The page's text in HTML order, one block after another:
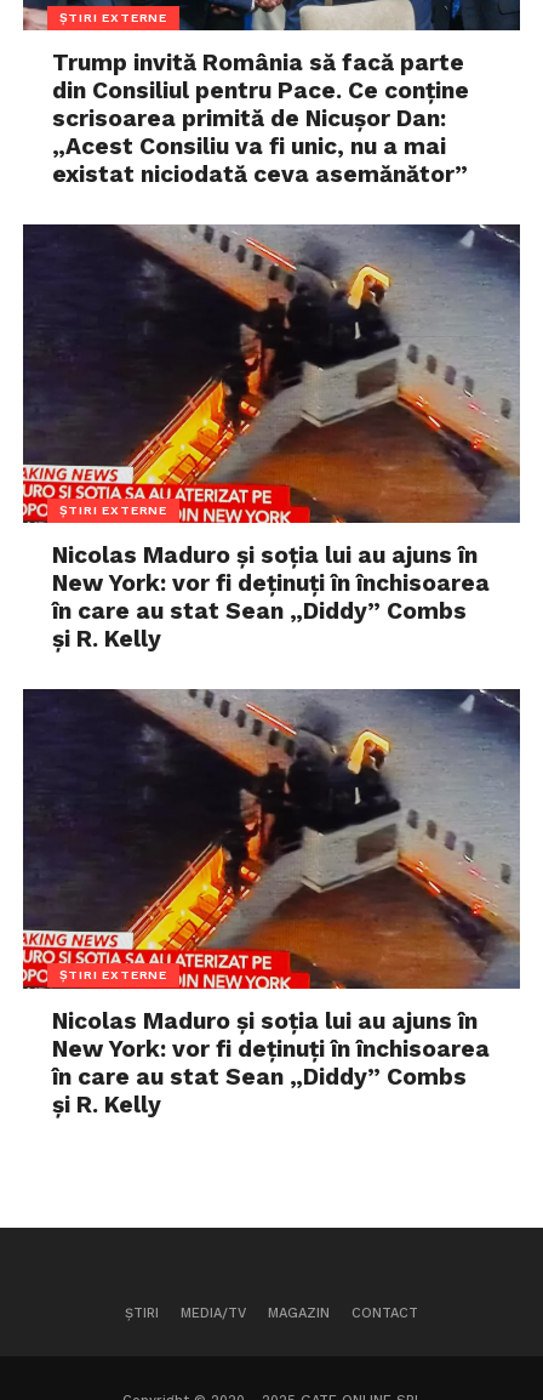
ȘTIRI EXTERNE
Trump invită România să facă parte
din Consiliul pentru Pace. Ce conține
scrisoarea primită de Nicușor Dan:
„Acest Consiliu va fi unic, nu a mai
existat niciodată ceva asemănător”
ȘTIRI EXTERNE
Nicolas Maduro și soția lui au ajuns în
New York: vor fi deținuți în închisoarea
în care au stat Sean „Diddy” Combs
și R. Kelly
ȘTIRI EXTERNE
Nicolas Maduro și soția lui au ajuns în
New York: vor fi deținuți în închisoarea
în care au stat Sean „Diddy” Combs
și R. Kelly
ȘTIRI MEDIA/TV MAGAZIN CONTACT